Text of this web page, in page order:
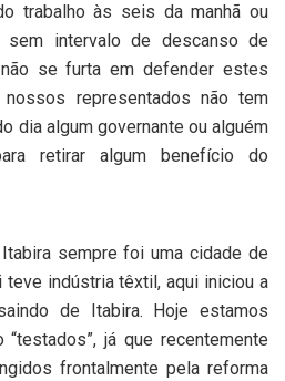
trabalho às seis da manhã ou
sem intervalo de descanso de
se furta em defender estes
representados não tem
dia algum governante ou alguém
retirar algum benefício do
sempre foi uma cidade de
teve indústria têxtil, aqui iniciou a
de Itabira. Hoje estamos
já que recentemente
frontalmente pela reforma